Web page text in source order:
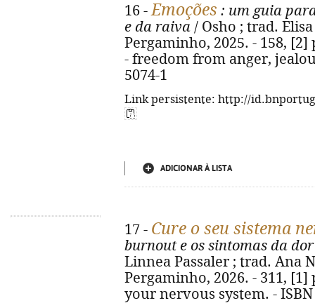
16 -Emoções : um guia
e da raiva / Osho ; trad.
Pergaminho, 2025. - 158,
- freedom from anger,
5074-1
Link persistente: http://
ADICIONAR À LISTA
17 - Cure o seu sistema
burnout e os sintomas da
Linnea Passaler ; trad. Ana
Pergaminho, 2026. - 311,
your nervous system. - ISBN